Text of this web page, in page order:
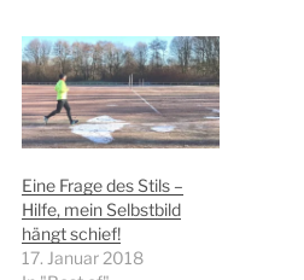
Eine Frage des Stils –
Hilfe, mein Selbstbild
hängt schief!
17. Januar 2018